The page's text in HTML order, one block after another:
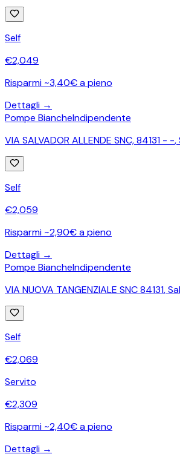
Self
€2,049
Risparmi ~3,40€ a pieno
Dettagli →
Pompe BiancheIndipendente
VIA SALVADOR ALLENDE SNC, 84131 - -,
Self
€2,059
Risparmi ~2,90€ a pieno
Dettagli →
Pompe BiancheIndipendente
VIA NUOVA TANGENZIALE SNC 84131,
Self
€2,069
Servito
€2,309
Risparmi ~2,40€ a pieno
Dettagli →